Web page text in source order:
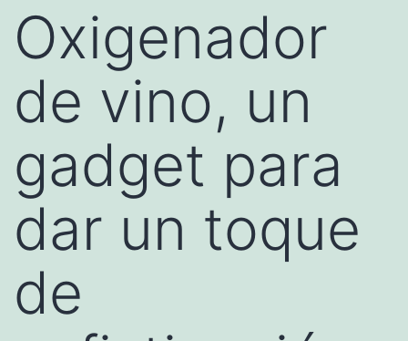
Oxigenador
de vino, un
gadget para
dar un toque
de